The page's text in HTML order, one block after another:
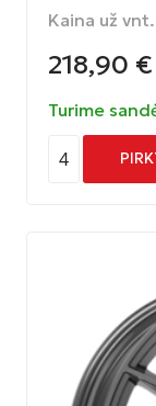
Kaina už vnt.
218,90 €
Turime
4